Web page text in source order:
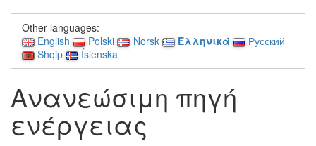
Other languages:
English
Polski Norsk Ελληνικά
Русский
Shqip
Íslenska
Ανανεώσιμη πηγή
ενέργειας